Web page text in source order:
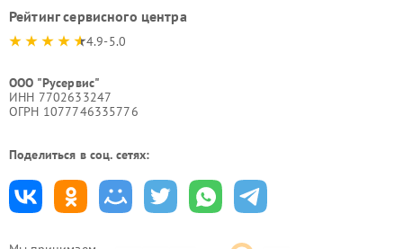
Рейтинг сервисного центра
4.9-5.0
ООО "Русервис"
ИНН 7702633247
ОГРН 1077746335776
Поделиться в соц. сетях: